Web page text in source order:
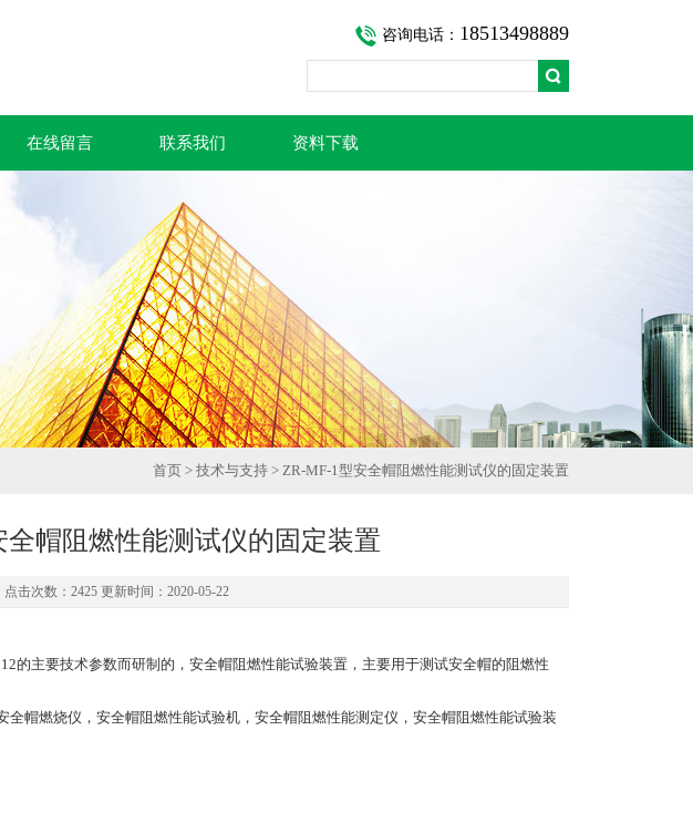
咨询电话： 18513498889
在线留言 联系我们 资料下载
首页 > 技术与支持 > ZR-MF-1型安全帽阻燃性能测试仪的固定装置
全帽阻燃性能测试仪的固定装置
点击次数：2425 更新时间：2020-05-22
的主要技术参数而研制的，安全帽阻燃性能试验装置，主要用于测试安全帽的阻燃性
帽燃烧仪，安全帽阻燃性能试验机，安全帽阻燃性能测定仪，安全帽阻燃性能试验装